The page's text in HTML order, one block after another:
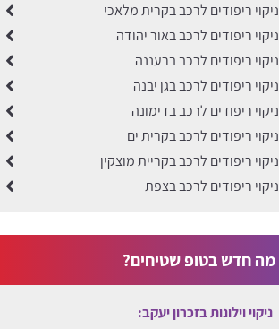
ניקוי ריפודים לרכב בקרית מלאכי
ניקוי ריפודים לרכב באור יהודה
ניקוי ריפודים לרכב ברעננה
ניקוי ריפודים לרכב בגן יבנה
ניקוי ריפודים לרכב בדימונה
ניקוי ריפודים לרכב בקרית ים
ניקוי ריפודים לרכב בקריית מוצקין
ניקוי ריפודים לרכב בצפת
מה חדש בטופ שטיחים?
ניקוי וילונות בזכרון יעקב: